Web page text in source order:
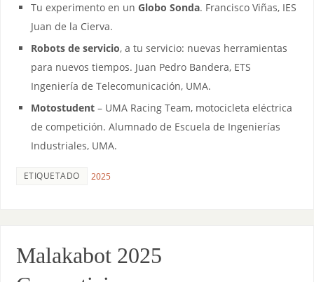
Tu experimento en unGlobo Sonda. Francisco Viñas, IES
Juan de la Cierva.
Robots de servicio, a tu servicio: nuevas herramientas
para nuevos tiempos. Juan Pedro Bandera, ETS
Ingeniería de Telecomunicación, UMA.
Motostudent – UMA Racing Team, motocicleta eléctrica
de competición. Alumnado de Escuela de Ingenierías
Industriales, UMA.
ETIQUETADO 2025
Malakabot 2025